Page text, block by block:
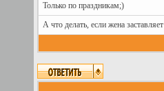
Только по праздникам;)
А что делать, если жена заставляет